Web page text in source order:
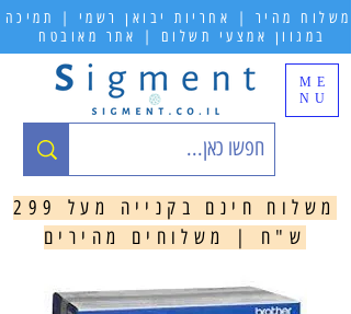
ME
NU
משלוח מהיר | אחריות יבואן רשמי | תמיכה
במגוון אמצעי תשלום | אתר מאובטח
משלוח חינם בקנייה מעל 299
ש"ח | משלוחים מהירים